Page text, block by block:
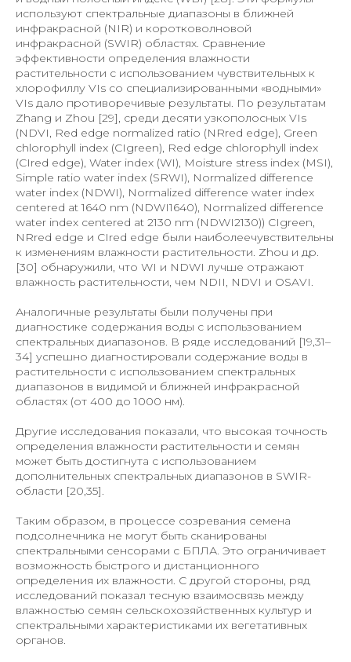
используют спектральные диапазоны в ближней
инфракрасной (NIR) и коротковолновой
инфракрасной (SWIR) областях. Сравнение
эффективности определения влажности
растительности с использованием чувствительных к
хлорофиллу VIs со специализированными «водными»
VIs дало противоречивые результаты. По результатам
Zhang и Zhou [29], среди десяти узкополосных VIs
(NDVI, Red edge normalized ratio (NRred edge), Green
chlorophyll index (CIgreen), Red edge chlorophyll index
(CIred edge), Water index (WI), Moisture stress index (MSI),
Simple ratio water index (SRWI), Normalized difference
water index (NDWI), Normalized difference water index
centered at 1640 nm (NDWI1640), Normalized difference
water index centered at 2130 nm (NDWI2130)) CIgreen,
NRred edge и CIred edge были наиболеечувствительны
к изменениям влажности растительности. Zhou и др.
[30] обнаружили, что WI и NDWI лучше отражают
влажность растительности, чем NDII, NDVI и OSAVI.
Аналогичные результаты были получены при
диагностике содержания воды с использованием
спектральных диапазонов. В ряде исследований [19,31–
34] успешно диагностировали содержание воды в
растительности с использованием спектральных
диапазонов в видимой и ближней инфракрасной
областях (от 400 до 1000 нм).
Другие исследования показали, что высокая точность
определения влажности растительности и семян
может быть достигнута с использованием
дополнительных спектральных диапазонов в SWIR-
области [20,35].
Таким образом, в процессе созревания семена
подсолнечника не могут быть сканированы
спектральными сенсорами с БПЛА. Это ограничивает
возможность быстрого и дистанционного
определения их влажности. С другой стороны, ряд
исследований показал тесную взаимосвязь между
влажностью семян сельскохозяйственных культур и
спектральными характеристиками их вегетативных
органов.